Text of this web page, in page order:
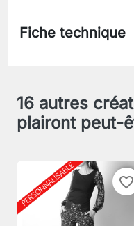
Fiche technique
16 autres
plairont peut-
favorite_border